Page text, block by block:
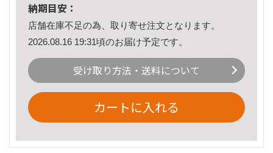
納期目安：
店舗在庫不足の為、取り寄せ注文となります。
2026.08.16 19:31頃のお届け予定です。
受け取り方法・送料について
カートに入れる